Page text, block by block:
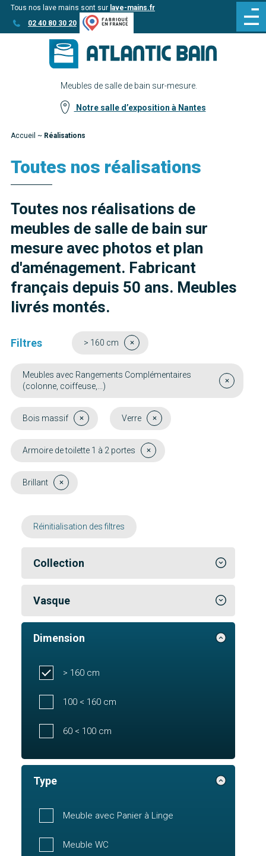
Aller
au
Aller au
contenu
Tous nos lave mains sont sur lave-mains.fr
02 40 80 30 20
Meubles de salle de bain sur-mesure.
Notre salle d’exposition à Nantes
Accueil ~ Réalisations
Toutes nos réalisations
Toutes nos réalisations de
meubles de salle de bain sur
mesure avec photos et plan
d'aménagement. Fabricant
français depuis 50 ans. Meubles
livrés montés.
Filtres > 160 cm
Meubles avec Rangements Complémentaires
(colonne, coiffeuse,...)
Bois massif Verre
Armoire de toilette 1 à 2 portes
Brillant
Réinitialisation des filtres
Collection
Vasque
Dimension
> 160 cm
100 < 160 cm
60 < 100 cm
Type
Meuble avec Panier à Linge
Meuble WC